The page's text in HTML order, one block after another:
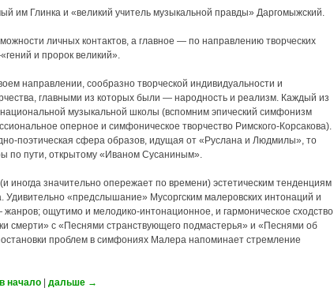
им Глинка и «великий учитель музыкальной правды» Даргомыжский.
личных контактов, а главное — по направлению творческих
и пророк великий».
направлении, сообразно творческой индивидуальности и
главными из которых были — народность и реализм. Каждый из
национальной музыкальной школы (вспомним эпический симфонизм
оперное и симфоническое творчество Римского-Корсакова).
поэтическая сфера образов, идущая от «Руслана и Людмилы», то
по пути, открытому «Иваном Сусаниным».
иногда значительно опережает по времени) эстетическим тенденциям
Удивительно «предслышание» Мусоргским малеровских интонаций и
ощутимо и мелодико-интонационное, и гармоническое сходство
смерти» с «Песнями странствующего подмастерья» и «Песнями об
проблем в симфониях Малера напоминает стремление
начало| дальше →